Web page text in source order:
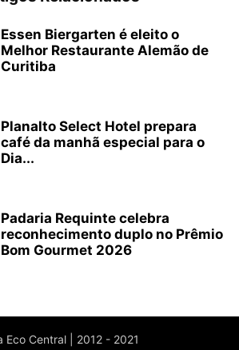
Essen Biergarten é eleito o
Melhor Restaurante Alemão de
Curitiba
Planalto Select Hotel prepara
café da manhã especial para o
Dia...
Padaria Requinte celebra
reconhecimento duplo no Prêmio
Bom Gourmet 2026
Eco Central | 2012 - 2021